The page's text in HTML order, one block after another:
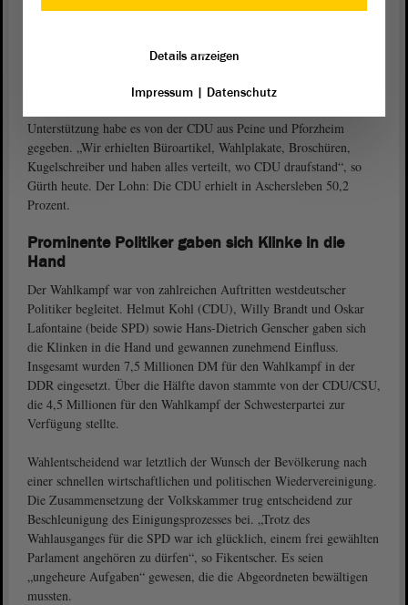
Landtagspräsident Detlef Gürth war Mitglied der ersten
von Sachsen-Anhalt. Foto: Stefan Müller
Nur wenige Wochen später eine ganz andere Situation. „Der
Unterstützung habe es von der CDU aus Peine und Pforzheim
gegeben. „Wir erhielten Büroartikel, Wahlplakate, Broschüren,
Kugelschreiber und haben alles verteilt, wo CDU draufstand“, so
Gürth heute. Der Lohn: Die CDU erhielt in Aschersleben 50,2
Prozent.
Prominente Politiker gaben sich Klinke in die
Hand
Der Wahlkampf war von zahlreichen Auftritten westdeutscher
Politiker begleitet. Helmut Kohl (CDU), Willy Brandt und Oskar
Lafontaine (beide SPD) sowie Hans-Dietrich Genscher gaben sich
die Klinken in die Hand und gewannen zunehmend Einfluss.
Insgesamt wurden 7,5 Millionen DM für den Wahlkampf in der
DDR eingesetzt. Über die Hälfte davon stammte von der CDU/CSU,
die 4,5 Millionen für den Wahlkampf der Schwesterpartei zur
Verfügung stellte.
Wahlentscheidend war letztlich der Wunsch der Bevölkerung nach
einer schnellen wirtschaftlichen und politischen Wiedervereinigung.
Die Zusammensetzung der Volkskammer trug entscheidend zur
Beschleunigung des Einigungsprozesses bei. „Trotz des
Wahlausganges für die SPD war ich glücklich, einem frei gewählten
Parlament angehören zu dürfen“, so Fikentscher. Es seien
„ungeheure Aufgaben“ gewesen, die die Abgeordneten bewältigen
mussten.
Details anzeigen
Impressum| Datenschutz